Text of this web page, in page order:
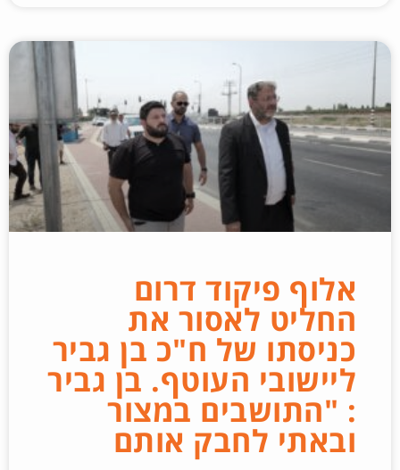
אלוף פיקוד דרום
החליט לאסור את
כניסתו של ח"כ בן גביר
ליישובי העוטף. בן גביר
: "התושבים במצור
ובאתי לחבק אותם